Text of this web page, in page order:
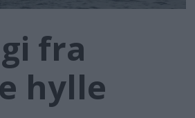
fra
hylle